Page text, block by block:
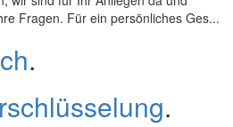
Fragen. Für ein persönliches Ges...
.
.